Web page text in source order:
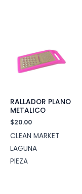
RALLADOR PLANO
METALICO
$20.00
CLEAN MARKET
LAGUNA
PIEZA